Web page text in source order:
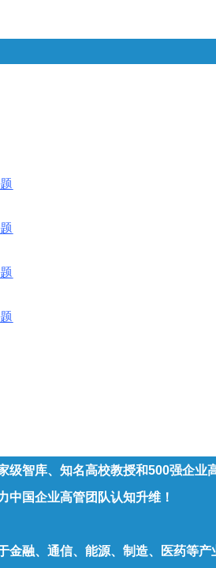
级智库、知名高校教授和500强企
中国企业高管团队认知升维！
金融、通信、能源、制造、医药等产